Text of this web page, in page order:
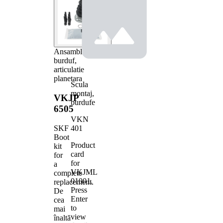
Ansamblu
burduf,
articulatie
planetara
VKJP
6505
SKF
Boot
kit
for
a
complete
replacement.
De
cea
mai
înaltă
Scula
montaj,
burdufe
VKN
401
Product
card
for
VKJML
01001.
Press
Enter
to
view